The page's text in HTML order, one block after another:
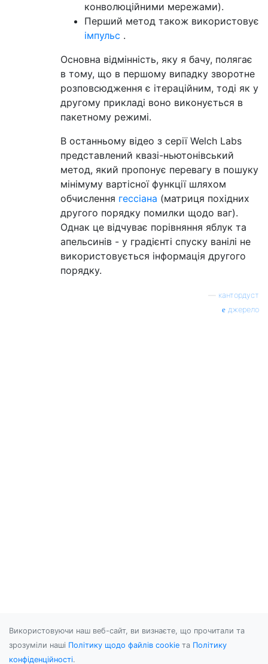
конволюційними мережами).
Перший метод також використовує
імпульс .
Основна відмінність, яку я бачу, полягає
в тому, що в першому випадку зворотне
розповсюдження є ітераційним, тоді як у
другому прикладі воно виконується в
пакетному режимі.
В останньому відео з серії Welch Labs
представлений квазі-ньютонівський
метод, який пропонує перевагу в пошуку
мінімуму вартісної функції шляхом
обчислення гессіана (матриця похідних
другого порядку помилки щодо ваг).
Однак це відчуває порівняння яблук та
апельсинів - у градієнті спуску ванілі не
використовується інформація другого
порядку.
кантордуст
джерело
Використовуючи наш веб-сайт, ви визнаєте, що прочитали та
зрозуміли наші Політику щодо файлів cookie та Політику
конфіденційності.